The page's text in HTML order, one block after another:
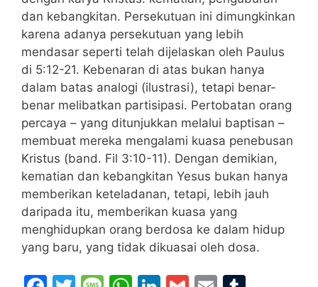
dan kebangkitan. Persekutuan ini dimungkinkan
karena adanya persekutuan yang lebih
mendasar seperti telah dijelaskan oleh Paulus
di 5:12-21. Kebenaran di atas bukan hanya
dalam batas analogi (ilustrasi), tetapi benar-
benar melibatkan partisipasi. Pertobatan orang
percaya – yang ditunjukkan melalui baptisan –
membuat mereka mengalami kuasa penebusan
Kristus (band. Fil 3:10-11). Dengan demikian,
kematian dan kebangkitan Yesus bukan hanya
memberikan keteladanan, tetapi, lebih jauh
daripada itu, memberikan kuasa yang
menghidupkan orang berdosa ke dalam hidup
yang baru, yang tidak dikuasai oleh dosa.